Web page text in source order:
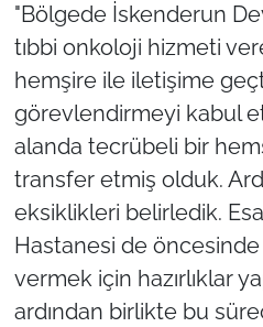
"Bölgede İskenderun
tıbbi onkoloji hizmeti
hemşire ile iletişime
görevlendirmeyi kabul
alanda tecrübeli bir
transfer etmiş olduk.
eksiklikleri belirledik.
Hastanesi de
vermek için hazırlıklar
ardından birlikte bu